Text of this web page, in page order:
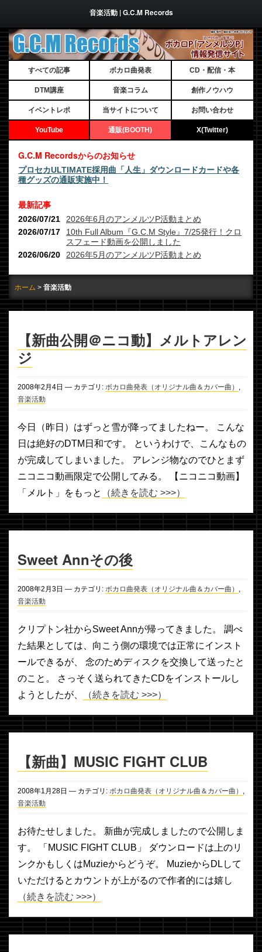
音楽活動 | G.C.M Records
すべての記事 ボカロ曲発表 CD・配信・本
DTM講座 音楽コラム 創作ノウハウ
イベントレポ 当サイトについて お問い合わせ
YouTube 通販(BOOTH) X(Twitter)
G.C.M Recordsからのお知らせ
プロセカULTIMATE採用曲「人生」ダウンロードカードや各
種グッズの通販実施中！
最新記事
2026年6月のアンメルツP活動まとめ
2026/07/21
10th Full Album『G.C.M Style』7/25発行！クロ
スフェード動画を公開しました
2026/07/17
2026年5月のアンメルツP活動まとめ
2026/06/20
ホーム 音楽活動
【新曲公開＠ニコ動】メルトアレン
ジ
2008年2月4日 — カテゴリ: ボカロ曲発表（オリジナル曲＆カバー曲） ,
音楽活動
今日（昨日）はずっと雪が降ってましたねー。 こんな
日は絶好のDTM日和です。 というわけで、こんなもの
が完成してしまいました。 アレンジ物なのでひとまず
ニコニコ動画限定で公開してみる。 【ニコニコ動画】
「メルト」をもっと
（続きを読む >>>）
Sweet Annその後
2008年2月3日 — カテゴリ: ボカロ曲発表（オリジナル曲＆カバー曲） ,
音楽活動
クリプトン社からSweet Annが帰ってきました。 調べ
た結果としては、向こう側の環境では正常にインスト
ールできるが、 念のためディスクを交換して送ったと
のこと。 さっそく送られてきたCDをインストールし
ようとしたが、
（続きを読む >>>）
【新曲】MUSIC FIGHT CLUB
2008年1月28日 — カテゴリ: ボカロ曲発表（オリジナル曲＆カバー曲） ,
音楽活動
お待たせしました。 新曲が完成しましたので公開しま
す。 「MUSIC FIGHT CLUB」 ダウンロードは上のリ
ンクかもしくはMuzieからどうぞ。 MuzieからDLして
いただけるとカウントが上がるので作者的には嬉し
（続きを読む >>>）